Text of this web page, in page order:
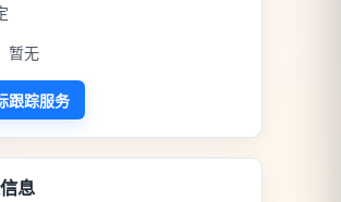
暂无
跟踪服务
息